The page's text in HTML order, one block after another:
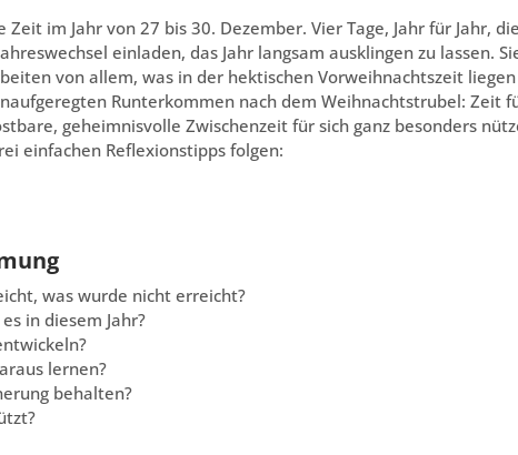
im Jahr von 27 bis 30. Dezember. Vier Tage, Jahr für Jahr, die
einladen, das Jahr langsam ausklingen zu lassen.
von allem, was in der hektischen Vorweihnachtszeit liegen
Runterkommen nach dem Weihnachtstrubel: Zeit
geheimnisvolle Zwischenzeit für sich ganz besonders
einfachen Reflexionstipps folgen:
was wurde nicht erreicht?
in diesem Jahr?
lernen?
behalten?